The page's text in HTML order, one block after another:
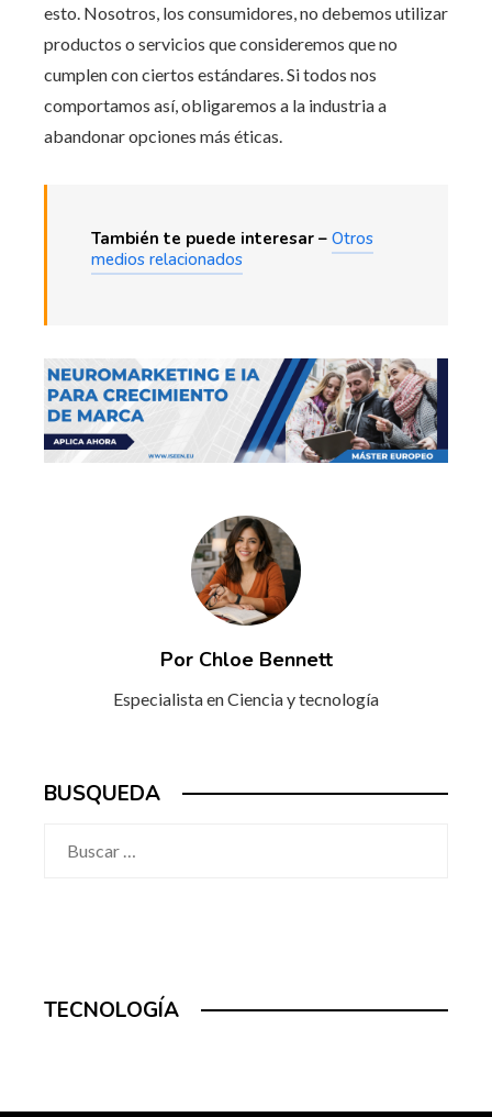
esto. Nosotros, los consumidores, no debemos utilizar
productos o servicios que consideremos que no
cumplen con ciertos estándares. Si todos nos
comportamos así, obligaremos a la industria a
abandonar opciones más éticas.
También te puede interesar – Otros
medios relacionados
Por Chloe Bennett
Especialista en Ciencia y tecnología
BUSQUEDA
TECNOLOGÍA